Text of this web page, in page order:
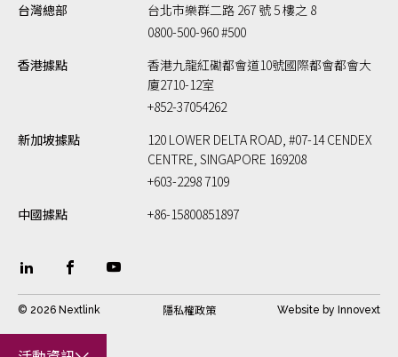
台灣總部
台北市樂群二路 267 號 5 樓之 8
0800-500-960 #500
香港據點
香港九龍紅磡都會道10號國際都會都會大
廈2710-12室
+852-37054262
新加坡據點
120 LOWER DELTA ROAD, #07-14 CENDEX
CENTRE, SINGAPORE 169208
+603-2298 7109
中國據點
+86-15800851897
© 2026 Nextlink 隱私權政策 Website by Innovext